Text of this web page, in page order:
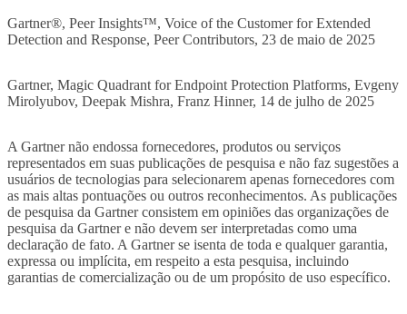
Gartner®, Peer Insights™, Voice of the Customer for Extended
Detection and Response, Peer Contributors, 23 de maio de 2025
Gartner, Magic Quadrant for Endpoint Protection Platforms, Evgeny
Mirolyubov, Deepak Mishra, Franz Hinner, 14 de julho de 2025
A Gartner não endossa fornecedores, produtos ou serviços
representados em suas publicações de pesquisa e não faz sugestões a
usuários de tecnologias para selecionarem apenas fornecedores com
as mais altas pontuações ou outros reconhecimentos. As publicações
de pesquisa da Gartner consistem em opiniões das organizações de
pesquisa da Gartner e não devem ser interpretadas como uma
declaração de fato. A Gartner se isenta de toda e qualquer garantia,
expressa ou implícita, em respeito a esta pesquisa, incluindo
garantias de comercialização ou de um propósito de uso específico.